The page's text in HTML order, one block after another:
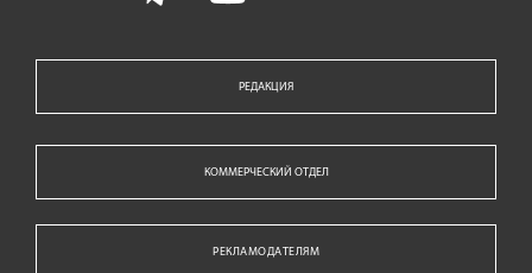
РЕДАКЦИЯ
КОММЕРЧЕСКИЙ ОТДЕЛ
РЕКЛАМОДАТЕЛЯМ